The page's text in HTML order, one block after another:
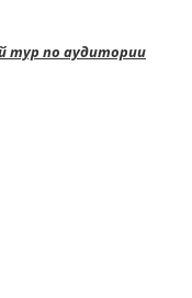
тур по аудитории